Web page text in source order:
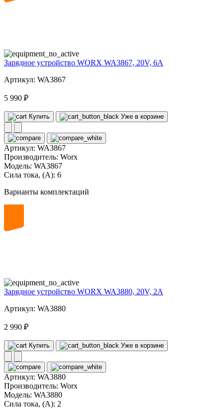
Зарядное устройство WORX WA3867, 20V, 6A
Артикул: WA3867
5 990 ₽
Купить Уже в корзине
Артикул: WA3867
Производитель: Worx
Модель: WA3867
Сила тока, (А): 6
Варианты комплектаций
Зарядное устройство WORX WA3880, 20V, 2A
Артикул: WA3880
2 990 ₽
Купить Уже в корзине
Артикул: WA3880
Производитель: Worx
Модель: WA3880
Сила тока, (А): 2